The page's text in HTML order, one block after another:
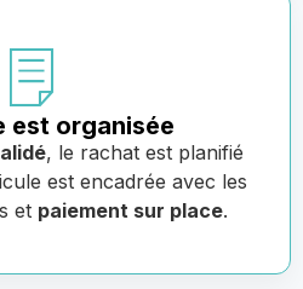
est organisée
, le rachat est planifié
est encadrée avec les
et paiement sur place.